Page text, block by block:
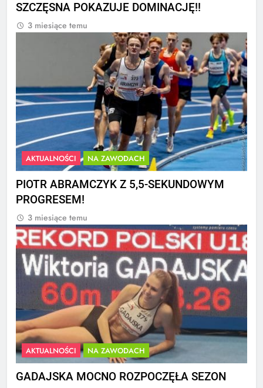
SZCZĘSNA POKAZUJE DOMINACJĘ!!
3 miesiące temu
AKTUALNOŚCI NA ZAWODACH
PIOTR ABRAMCZYK Z 5,5-SEKUNDOWYM
PROGRESEM!
3 miesiące temu
AKTUALNOŚCI NA ZAWODACH
GADAJSKA MOCNO ROZPOCZĘŁA SEZON